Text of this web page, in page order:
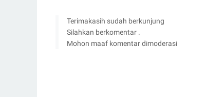
Terimakasih sudah berkunjung
Silahkan berkomentar .
Mohon maaf komentar dimoderasi